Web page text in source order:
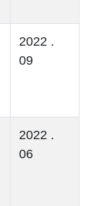
2022 .
09
2022 .
06